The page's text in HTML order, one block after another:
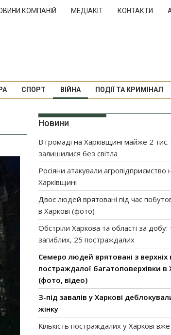
КОМПАНІЙ МЕДІАКІТ КОНТАКТИ
СПОРТ ВІЙНА ПОДІЇ ТА КРИМІНАЛ
Новини
В громаді на Харківщині майже 2 тис.
залишилися без світла
Росіяни атакували агропідприємство
Харківщині
Двоє людей врятовані під час
в Харкові (фото)
Обстріли Харкова та області за добу:
загиблих, 25 постраждалих
Семеро людей врятовані з верхніх
постраждалої багатоповерхівки в
(фото, відео)
З-під завалів у Харкові
жінку
Кількість постраждалих у Харкові